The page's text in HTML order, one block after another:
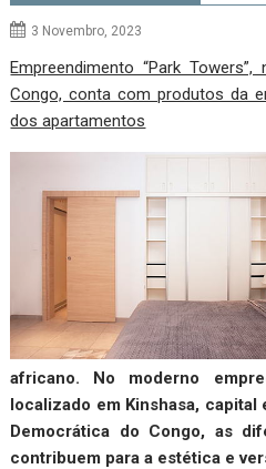
3 Novembro, 2023
Empreendimento “Park
Congo, conta com produtos da
dos apartamentos
africano. No moderno
localizado em Kinshasa, capital
Democrática do Congo, as
contribuem para a estética e